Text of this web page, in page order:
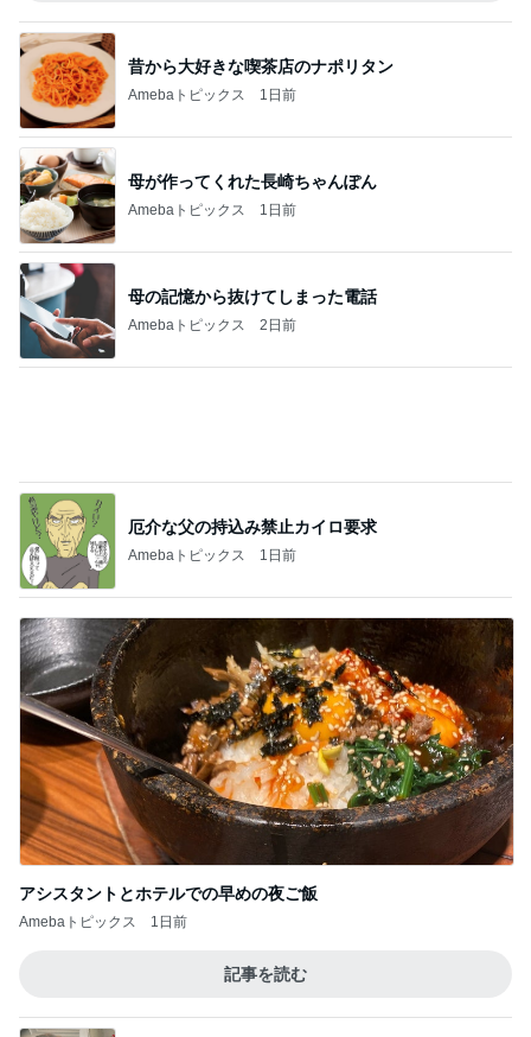
厄介な父の持込み禁止カイロ要求
Amebaトピックス 1日前
アシスタントとホテルでの早めの夜ご飯
Amebaトピックス
記事を読む
体感を信じて諦めたフラダンス
Amebaトピックス 10時間前
旦那が原因を指摘した窓の汚れ
Amebaトピックス 1日前
Amebaトピックス 1日前